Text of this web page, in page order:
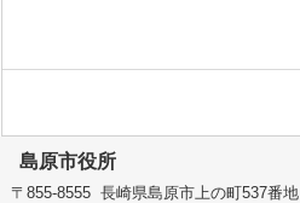
島原市役所
〒855-8555 長崎県島原市上の町537番地